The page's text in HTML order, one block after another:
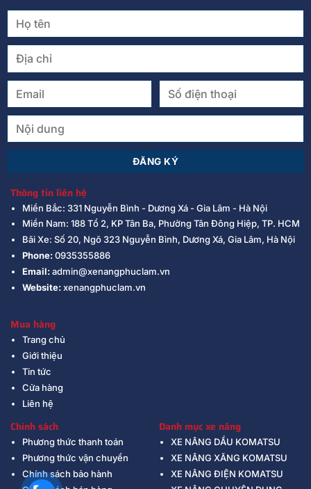
Thông tin liên hệ
Miền Bắc: 331 Nguyễn Bình - Dương Xá - Gia Lâm - Hà Nội
Miền Nam: 188 Tổ 2, KP Tân Ba, Phường Tân Đông Hiệp, TP. HCM
Bãi Xe: Số 20, Ngõ 323 Nguyễn Bình, Dương Xá, Gia Lâm, Hà Nội
Phone:0935355886
Email:admin@xenangphuclam.vn
Website:xenangphuclam.vn
Mua hàng
Trang chủ
Giới thiệu
Tin tức
Cửa hàng
Liên hệ
Chính sách
Phương thức thanh toán
Phương thức vận chuyển
Chính sách bảo hành
Danh mục xe nâng
XE NÂNG DẦU KOMATSU
XE NÂNG XĂNG KOMATSU
XE NÂNG ĐIỆN KOMATSU